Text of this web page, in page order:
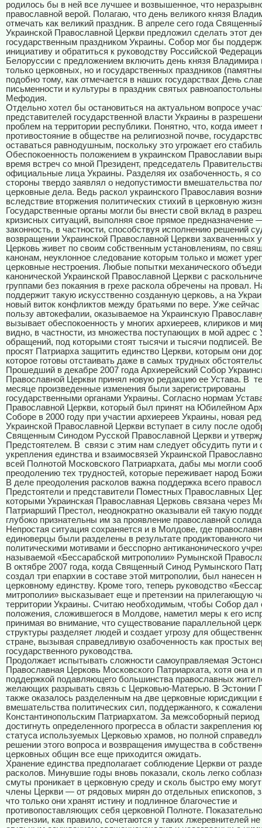
родилось бы в ней все лучшее и возвышенное, что
православной верой. Полагаю, что день великого князя
отмечать как великий праздник. В апреле сего года
Украинской Православной Церкви предложил сделать этот
государственным праздником Украины. Собор мог бы
инициативу и обратиться к руководству Российской
Белоруссии с предложением включить день князя Владимира
только церковных, но и государственных праздников
подобно тому, как отмечается в наших государствах День
письменности и культуры в праздник святых
Мефодия.
Отдельно хотел бы остановиться на актуальном вопросе
представителей государственной власти Украины в
проблем на территории республики. Понятно, что, когда имеет
противостояние в обществе на религиозной почве,
оставаться равнодушным, поскольку это угрожает его
Обеспокоенность положением в украинском Православии
время встреч со мной Президент, председатель
официальные лица Украины. Разделяя их озабоченность, я со
стороны твердо заявлял о недопустимости вмешательства
церковные дела. Ведь раскол украинского Православия
вследствие вторжения политических стихий в церковную
Государственные органы могли бы внести свой вклад в
кризисных ситуаций, выполняя свое прямое предназначение
законность, в частности, способствуя исполнению решений
возвращении Украинской Православной Церкви захваченных
Церковь живет по своим собственным установлениям, по
канонам, неуклонное следование которым только и может
церковные нестроения. Любые попытки механического
канонической Украинской Православной Церкви с
группами без покаяния в грехе раскола обречены на провал.
поддержит такую искусственно созданную церковь, а на
новый виток конфликтов между братьями по вере. Уже сейчас
пользу автокефалии, оказываемое на Украинскую
вызывает обеспокоенность у многих архиереев, клириков и
видно, в частности, из множества поступающих в мой адрес с
обращений, под которыми стоят тысячи и тысячи подписей.
просят Патриарха защитить единство Церкви, которым они
которое готовы отстаивать даже в самых трудных
Прошедший в декабре 2007 года Архиерейский Собор
Православной Церкви принял новую редакцию ее Устава. В
месяце произведенные изменения были зарегистрированы
государственными органами Украины. Согласно нормам
Православной Церкви, который был принят на Юбилейном
Соборе в 2000 году при участии архиереев Украины, новая
Украинской Православной Церкви вступает в силу после
Священным Синодом Русской Православной Церкви и
Предстоятелем. В связи с этим нам следует обсудить пути и
укрепления единства и взаимосвязей Украинской
всей Полнотой Московского Патриархата, дабы мы могли
преодолению тех трудностей, которые переживает народ
В деле преодоления расколов важна поддержка всего
Предстоятели и представители Поместных Православных
которыми Украинская Православная Церковь связана через
Патриарший Престол, неоднократно оказывали ей такую
глубоко признательны им за проявление православной
Непростая ситуация сохраняется и в Молдове, где
единоверцы были разделены в результате продиктованного
политическими мотивами и бесспорно антиканонического
называемой «Бессарабской митрополии» Румынской
В октябре 2007 года, когда Священный Синод Румынского
создал три епархии в составе этой митрополии, был нанесен
церковному единству. Кроме того, теперь руководство
митрополии» высказывает еще и претензии на прилегающую
территории Украины. Считаю необходимым, чтобы Собор дал
положения, сложившегося в Молдове, наметил меры к его
принимая во внимание, что существование параллельной
структуры разделяет людей и создает угрозу для
стране, вызывая справедливую озабоченность как простых
государственного руководства.
Продолжает испытывать сложности самоуправляемая
Православная Церковь Московского Патриархата, хотя она и
поддержкой подавляющего большинства православных
желающих разрывать связь с Церковью-Матерью. В Эстонии
также оказалось разделенным на две церковные юрисдикции
вмешательства политических сил, поддержанного, к
Константинопольским Патриархатом. За межсоборный период
достигнуть определенного прогресса в области закрепления
статуса используемых Церковью храмов, но полной
решении этого вопроса и возвращения имущества в
церковных общин все еще приходится ожидать.
Хранение единства предполагает соблюдение Церкви от
расколов. Минувшие годы вновь показали, сколь легко
смуты проникает в церковную среду и сколь быстро ему
члены Церкви — от рядовых мирян до отдельных епископов,
что только они хранят истину и подлинное благочестие и
противопоставляющих себя церковной Полноте.
претензии, как правило, сочетаются у таких лжеревнителей